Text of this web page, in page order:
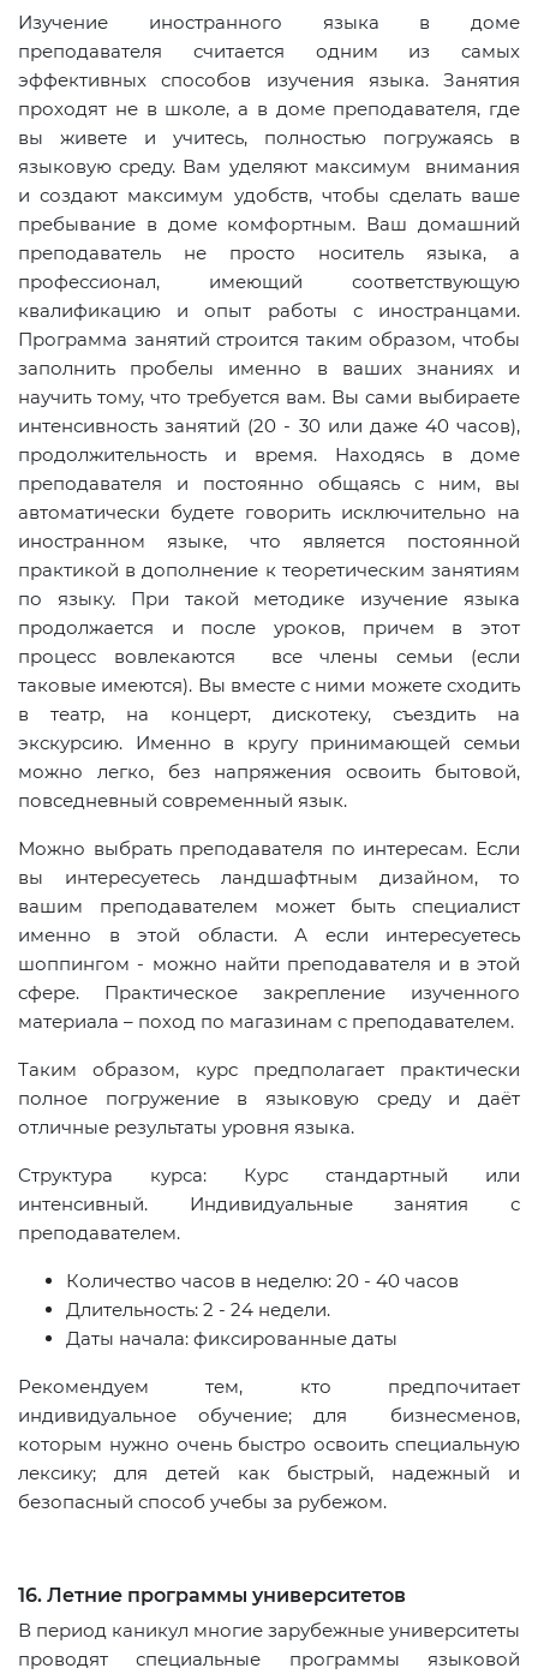
Изучение иностранного языка в доме
преподавателя считается одним из самых
эффективных способов изучения языка. Занятия
проходят не в школе, а в доме преподавателя, где
вы живете и учитесь, полностью погружаясь в
языковую среду. Вам уделяют максимум внимания
и создают максимум удобств, чтобы сделать ваше
пребывание в доме комфортным. Ваш домашний
преподаватель не просто носитель языка, а
профессионал, имеющий соответствующую
квалификацию и опыт работы с иностранцами.
Программа занятий строится таким образом, чтобы
заполнить пробелы именно в ваших знаниях и
научить тому, что требуется вам. Вы сами выбираете
интенсивность занятий (20 - 30 или даже 40 часов),
продолжительность и время. Находясь в доме
преподавателя и постоянно общаясь с ним, вы
автоматически будете говорить исключительно на
иностранном языке, что является постоянной
практикой в дополнение к теоретическим занятиям
по языку. При такой методике изучение языка
продолжается и после уроков, причем в этот
процесс вовлекаются все члены семьи (если
таковые имеются). Вы вместе с ними можете сходить
в театр, на концерт, дискотеку, съездить на
экскурсию. Именно в кругу принимающей семьи
можно легко, без напряжения освоить бытовой,
повседневный современный язык.
Можно выбрать преподавателя по интересам. Если
вы интересуетесь ландшафтным дизайном, то
вашим преподавателем может быть специалист
именно в этой области. А если интересуетесь
шоппингом - можно найти преподавателя и в этой
сфере. Практическое закрепление изученного
материала – поход по магазинам с преподавателем.
Таким образом, курс предполагает практически
полное погружение в языковую среду и даёт
отличные результаты уровня языка.
Структура курса: Курс стандартный или
интенсивный. Индивидуальные занятия с
преподавателем.
Количество часов в неделю: 20 - 40 часов
Длительность: 2 - 24 недели.
Даты начала: фиксированные даты
Рекомендуем тем, кто предпочитает
индивидуальное обучение; для бизнесменов,
которым нужно очень быстро освоить специальную
лексику; для детей как быстрый, надежный и
безопасный способ учебы за рубежом.
16. Летние программы университетов
В период каникул многие зарубежные университеты
проводят специальные программы языковой